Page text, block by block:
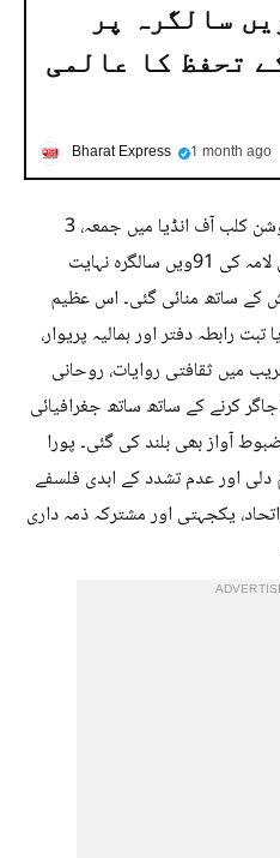
لامہ کی 91ویں سالگرہ پر
تحفظ کا عالمی
Bharat Express 1 month ago
نئی دہلی: نئی دہلی کے کانسٹی ٹیوشن کلب آف انڈیا میں جمعہ، 3
جولائی 2026 کو چودھویں دلائی لامہ کی 91ویں سالگرہ نہایت
ساتھ منائی گئی۔ اس عظیم
رابطہ دفتر اور ہمالیہ پریوار،
میں ثقافتی روایات، روحانی
کرنے کے ساتھ ساتھ جغرافیائی
آواز بھی بلند کی گئی۔ پورا
اور عدم تشدد کے ابدی فلسفے
یکجہتی اور مشترکہ ذمہ داری